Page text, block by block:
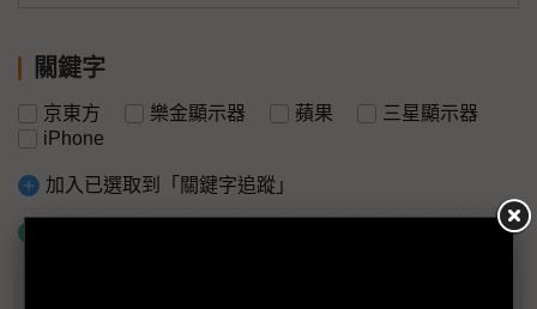
關鍵字
京東方 樂金顯示器 蘋果
三星顯示器
iPhone
加入已選取到「關鍵字追蹤」